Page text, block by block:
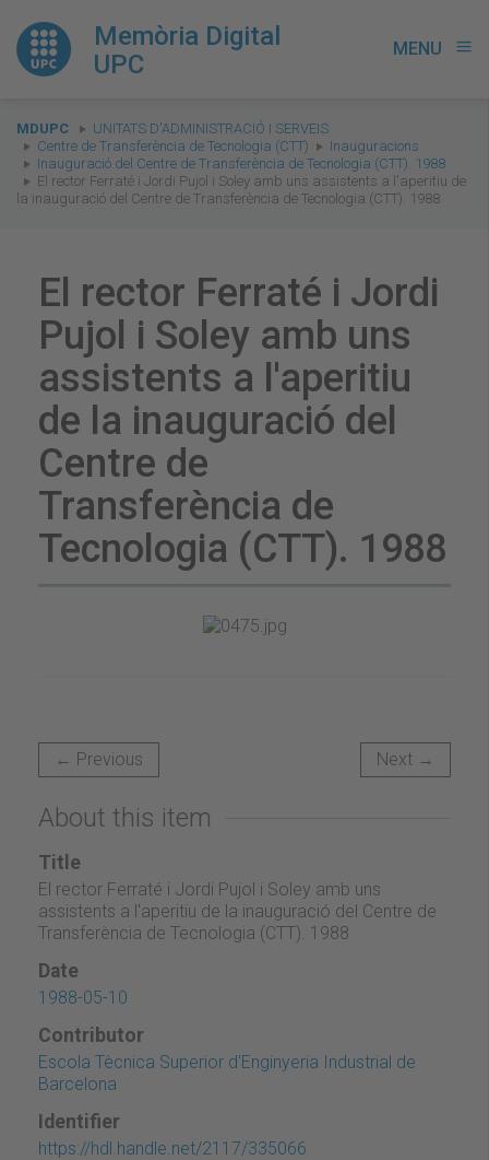
Memòria Digital
UPC
MENU menu
You
are
here:
MDUPC
UNITATS D'ADMINISTRACIÓ I SERVEIS
Centre de Transferència de Tecnologia (CTT)
Inauguracions
Inauguració del Centre de Transferència de Tecnologia (CTT). 1988
El rector Ferraté i Jordi Pujol i Soley amb uns assistents a l'aperitiu de
la inauguració del Centre de Transferència de Tecnologia (CTT). 1988
El rector Ferraté i Jordi
Pujol i Soley amb uns
assistents a l'aperitiu
de la inauguració del
Centre de
Transferència de
Tecnologia (CTT). 1988
← Previous Next →
About this item
Title
El rector Ferraté i Jordi Pujol i Soley amb uns
assistents a l'aperitiu de la inauguració del Centre de
Transferència de Tecnologia (CTT). 1988
Date
1988-05-10
Contributor
Escola Tècnica Superior d'Enginyeria Industrial de
Barcelona
Identifier
https://hdl.handle.net/2117/335066